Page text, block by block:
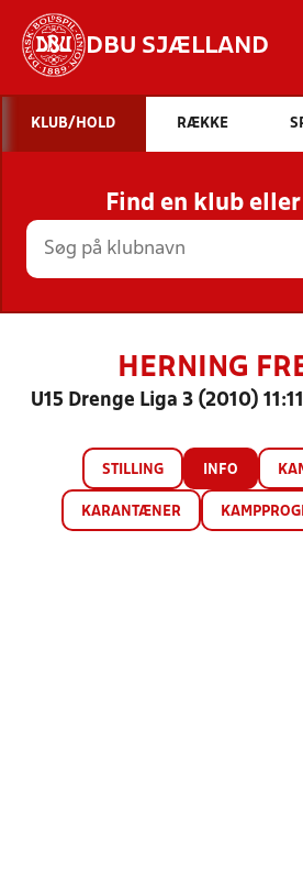
DBU SJÆLLAND
STILLINGER,
HOLD
KLUB/HOLD RÆKKE
Find en klub
HERNING
U15 Drenge Liga 3 (2010)
STILLING INFO
KARANTÆNER